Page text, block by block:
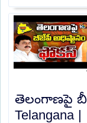
తెలంగాణపై
Telangana |